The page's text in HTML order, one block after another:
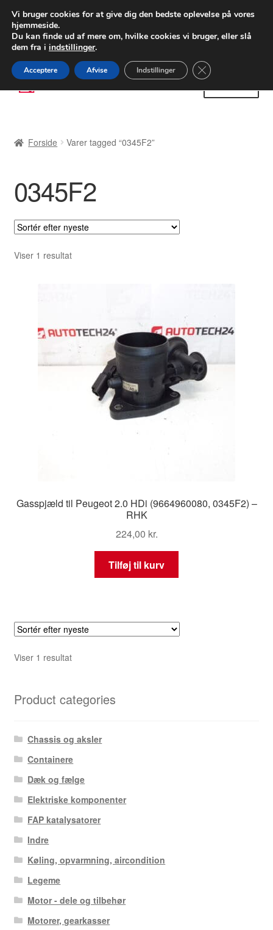
LEVERING fra 55 kr.
FEDEX verdensomspændende forsendelse
80 82 72 02
Spring
til
Spring
til
Betalinger
Kasse
Klage
Klageprocedure
Forside Varer tagged “0345F2”
0345F2
Viser 1 resultat
Gasspjæld til Peugeot 2.0 HDi (9664960080, 0345F2) –
RHK
224,00 kr.
Tilføj til kurv
Viser 1 resultat
Product categories
Chassis og aksler
Containere
Dæk og fælge
Elektriske komponenter
FAP katalysatorer
Indre
Køling, opvarmning, aircondition
Legeme
Motor - dele og tilbehør
Motorer, gearkasser
Vi bruger cookies for at give dig den bedste oplevelse på vores
hjemmeside.
Du kan finde ud af mere om, hvilke cookies vi bruger, eller slå
dem fra i indstillinger.
Acceptere Afvise Indstillinger Close GDPR